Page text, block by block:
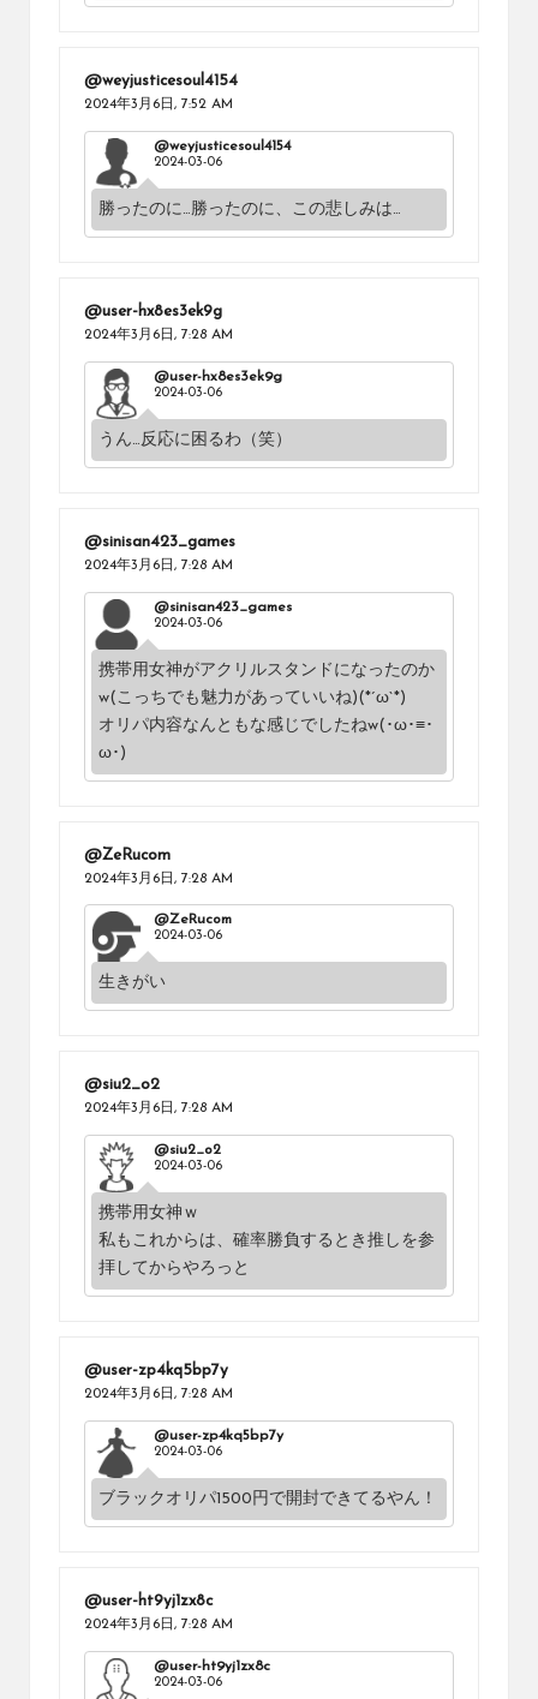
@weyjusticesoul4154
2024年3月6日, 7:52 AM
@weyjusticesoul4154
2024-03-06
勝ったのに…勝ったのに、この悲しみは…
@user-hx8es3ek9g
2024年3月6日, 7:28 AM
@user-hx8es3ek9g
2024-03-06
うん…反応に困るわ（笑）
@sinisan423_games
2024年3月6日, 7:28 AM
@sinisan423_games
2024-03-06
携帯用女神がアクリルスタンドになったのか
w(こっちでも魅力があっていいね)(*´ω`*)
オリパ内容なんともな感じでしたねw(･ω･≡･
ω･)
@ZeRucom
2024年3月6日, 7:28 AM
@ZeRucom
2024-03-06
生きがい
@siu2_o2
2024年3月6日, 7:28 AM
@siu2_o2
2024-03-06
携帯用女神ｗ
私もこれからは、確率勝負するとき推しを参
拝してからやろっと
@user-zp4kq5bp7y
2024年3月6日, 7:28 AM
@user-zp4kq5bp7y
2024-03-06
ブラックオリパ1500円で開封できてるやん！
@user-ht9yj1zx8c
2024年3月6日, 7:28 AM
@user-ht9yj1zx8c
2024-03-06